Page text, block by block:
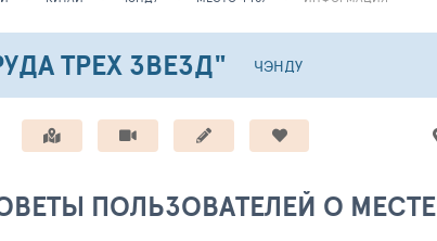
ТРЕХ ЗВЕЗД" ЧЭНДУ
ПОЛЬЗОВАТЕЛЕЙ О МЕСТЕ